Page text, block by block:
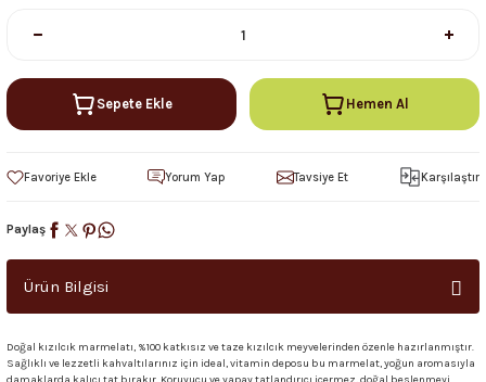
Sepete Ekle Hemen Al
Yorum Yap Tavsiye Et Karşılaştır
Paylaş
Ürün Bilgisi
Doğal kızılcık marmelatı, %100 katkısız ve taze kızılcık meyvelerinden özenle hazırlanmıştır.
Sağlıklı ve lezzetli kahvaltılarınız için ideal, vitamin deposu bu marmelat, yoğun aromasıyla